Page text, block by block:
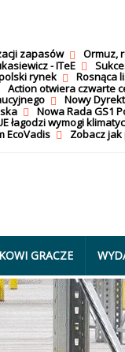
zapasów Ormuz,
- ITeE
rynek Rosnąca
Action otwiera czwarte
Nowy
Nowa Rada GS1
łagodzi wymogi
EcoVadis Zobacz
GRACZE